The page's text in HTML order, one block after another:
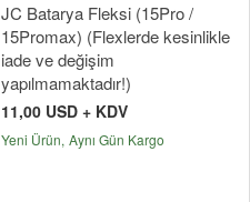
JC Batarya Fleksi (15Pro /
15Promax) (Flexlerde kesinlikle
iade ve değişim
yapılmamaktadır!)
11,00 USD + KDV
Yeni Ürün Aynı Gün Kargo